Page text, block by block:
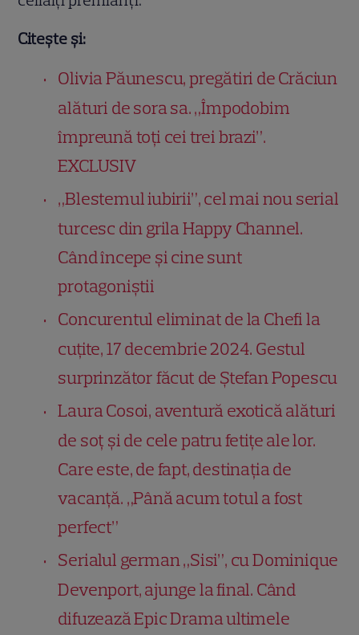
Citește și:
Olivia Păunescu, pregătiri de Crăciun
alături de sora sa. „Împodobim
împreună toţi cei trei brazi”.
EXCLUSIV
„Blestemul iubirii”, cel mai nou serial
turcesc din grila Happy Channel.
Când începe și cine sunt
protagoniștii
Concurentul eliminat de la Chefi la
cuțite, 17 decembrie 2024. Gestul
surprinzător făcut de Ștefan Popescu
Laura Cosoi, aventură exotică alături
de soț și de cele patru fetițe ale lor.
Care este, de fapt, destinația de
vacanță. „Până acum totul a fost
perfect”
Serialul german „Sisi”, cu Dominique
Devenport, ajunge la final. Când
difuzează Epic Drama ultimele